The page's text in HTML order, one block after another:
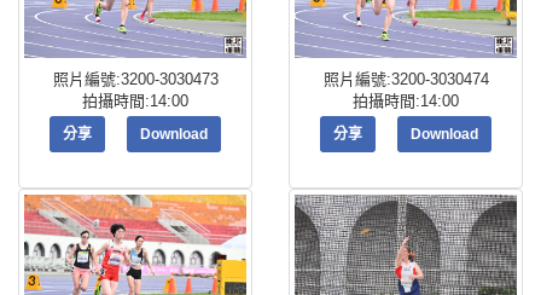
照片編號:3200-3030473
拍攝時間:14:00
分享 Download
照片編號:3200-3030474
拍攝時間:14:00
分享 Download